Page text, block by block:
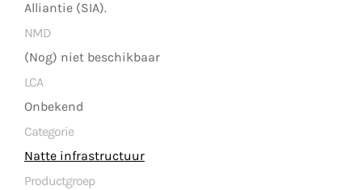
Alliantie (SIA).
NMD
(Nog) niet beschikbaar
LCA
Onbekend
Categorie
Natte infrastructuur
Productgroep